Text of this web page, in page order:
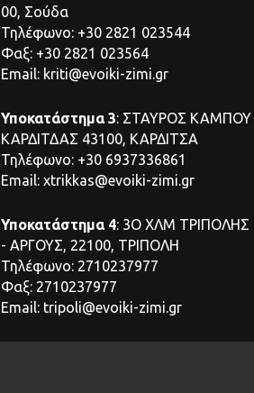
00, Σούδα
Τηλέφωνο: +30 2821 023544
Φαξ: +30 2821 023564
Email: kriti@evoiki-zimi.gr
Υποκατάστημα 3: ΣΤΑΥΡΟΣ ΚΑΜΠΟΥ
ΚΑΡΔΙΤΔΑΣ 43100, ΚΑΡΔΙΤΣΑ
Τηλέφωνο: +30 6937336861
Email: xtrikkas@evoiki-zimi.gr
Υποκατάστημα 4: 3Ο ΧΛΜ ΤΡΙΠΟΛΗΣ
- ΑΡΓΟΥΣ, 22100, ΤΡΙΠΟΛΗ
Τηλέφωνο: 2710237977
Φαξ: 2710237977
Email: tripoli@evoiki-zimi.gr